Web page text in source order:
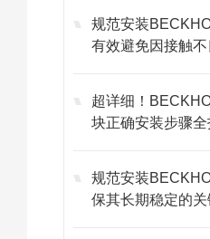
规范安装
有效避免因接触
超详细！
块正确安装步骤
规范安装
保其长期稳定的关